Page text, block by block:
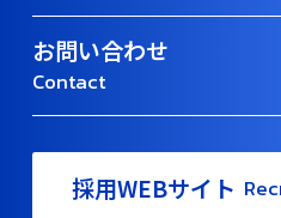
お問い合わせ
Contact
採用WEBサイト